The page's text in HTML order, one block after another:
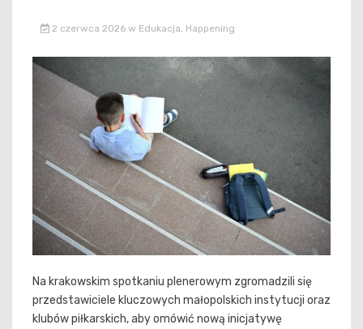
2 czerwca 2026 w Edukacja, Happening
Na krakowskim spotkaniu plenerowym zgromadzili się
przedstawiciele kluczowych małopolskich instytucji oraz
klubów piłkarskich, aby omówić nową inicjatywę